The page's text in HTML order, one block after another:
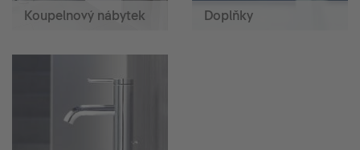
Koupelnový nábytek Doplňky